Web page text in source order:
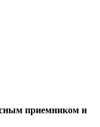
приемником и